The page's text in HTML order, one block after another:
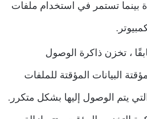
بينما تستمر في استخدام ملفات
، تخزن ذاكرة الوصول
البيانات المؤقتة للملفات
يتم الوصول إليها بشكل متكرر.